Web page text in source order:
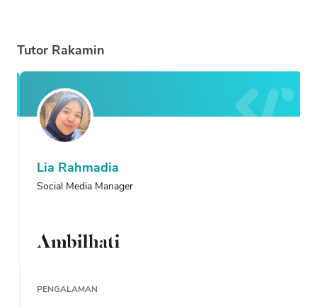
Tutor Rakamin
Lia Rahmadia
Social Media Manager
PENGALAMAN